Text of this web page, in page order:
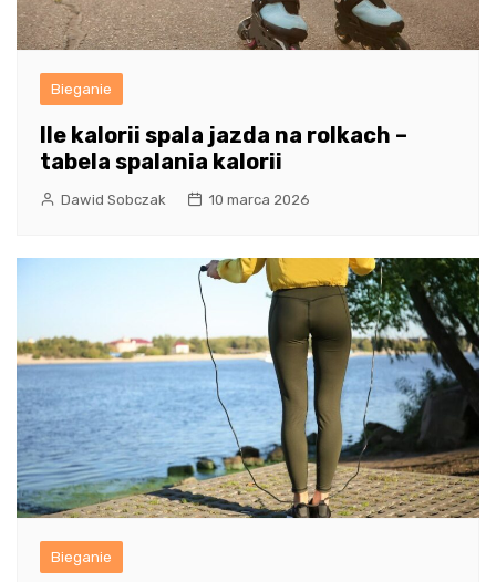
Bieganie
Ile kalorii spala jazda na rolkach –
tabela spalania kalorii
Dawid Sobczak 10 marca 2026
Bieganie